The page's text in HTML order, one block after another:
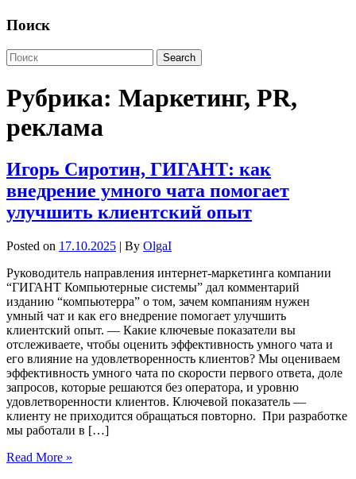
Поиск
Рубрика: Маркетинг, PR,
реклама
Игорь Сиротин, ГИГАНТ: как
внедрение умного чата помогает
улучшить клиентский опыт
Posted on 17.10.2025 | By OlgaI
Руководитель направления интернет-маркетинга компании
“ГИГАНТ Компьютерные системы” дал комментарий
изданию “компьютерра” о том, зачем компаниям нужен
умный чат и как его внедрение помогает улучшить
клиентский опыт. — Какие ключевые показатели вы
отслеживаете, чтобы оценить эффективность умного чата и
его влияние на удовлетворенность клиентов? Мы оцениваем
эффективность умного чата по скорости первого ответа, доле
запросов, которые решаются без оператора, и уровню
удовлетворенности клиентов. Ключевой показатель —
клиенту не приходится обращаться повторно. При разработке
мы работали в […]
Read More »